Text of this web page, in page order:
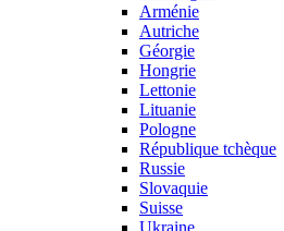
Arménie
Autriche
Géorgie
Hongrie
Lettonie
Lituanie
Pologne
République tchèque
Russie
Slovaquie
Suisse
Ukraine